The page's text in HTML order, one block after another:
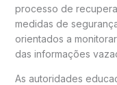
processo de
medidas de
orientados a
das informações
As autoridades